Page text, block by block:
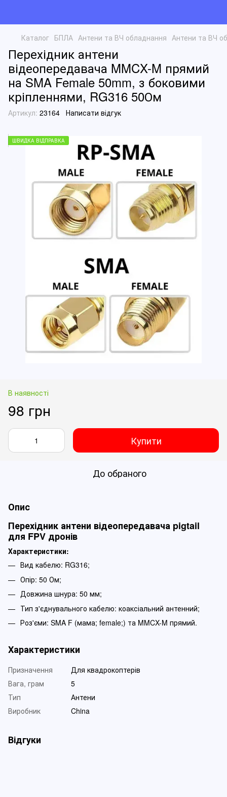
Каталог БПЛА Антени та ВЧ обладнання Антени та ВЧ
Перехідник антени
відеопередавача MMCX-M прямий
на SMA Female 50mm, з боковими
кріпленнями, RG316 50Ом
Артикул: 23164 Написати відгук
ШВИДКА ВІДПРАВКА
В наявності
98 грн
Купити
До обраного
Опис
Перехідник антени відеопередавача pigtail
для FPV дронів
Характеристики:
Вид кабелю: RG316;
Опір: 50 Ом;
Довжина шнура: 50 мм;
Тип з'єднувального кабелю: коаксіальний антенний;
Роз'єми: SMA F (мама; female;) та MMCX-M прямий.
Характеристики
Призначення
Для квадрокоптерів
Вага, грам
5
Тип
Антени
Виробник
China
Відгуки